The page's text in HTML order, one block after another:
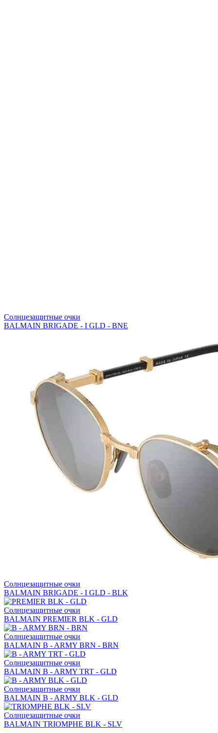
Солнцезащитные очки
BALMAIN BRIGADE - I GLD - BNE
Солнцезащитные очки
BALMAIN BRIGADE - I GLD - BLK
Солнцезащитные очки
BALMAIN PREMIER BLK - GLD
Солнцезащитные очки
BALMAIN B - ARMY BRN - BRN
Солнцезащитные очки
BALMAIN B - ARMY TRT - GLD
Солнцезащитные очки
BALMAIN B - ARMY BLK - GLD
Солнцезащитные очки
BALMAIN TRIOMPHE BLK - SLV